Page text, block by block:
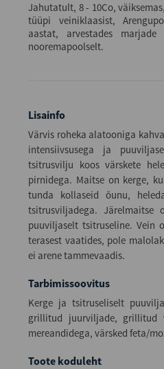
Jahutatult, 8 - 10Co,
tüüpi veiniklaasist,
aastat, arvestades
nooremapoolselt.
Lisainfo
Värvis roheka alatooniga
intensiivsusega ja
tsitrusvilju koos värskete
pirnidega. Maitse on kerge,
tunda kollaseid õunu,
tsitrusviljadega. Järelmaitse
puuviljaselt tsitruseline. Vein
terasest vaatides, pole
ei arene tammevaadis.
Tarbimissoovitus
Kerge ja tsitruseliselt
grillitud juurviljade, grillitud
mereandidega, värsked feta/
Toote koduleht